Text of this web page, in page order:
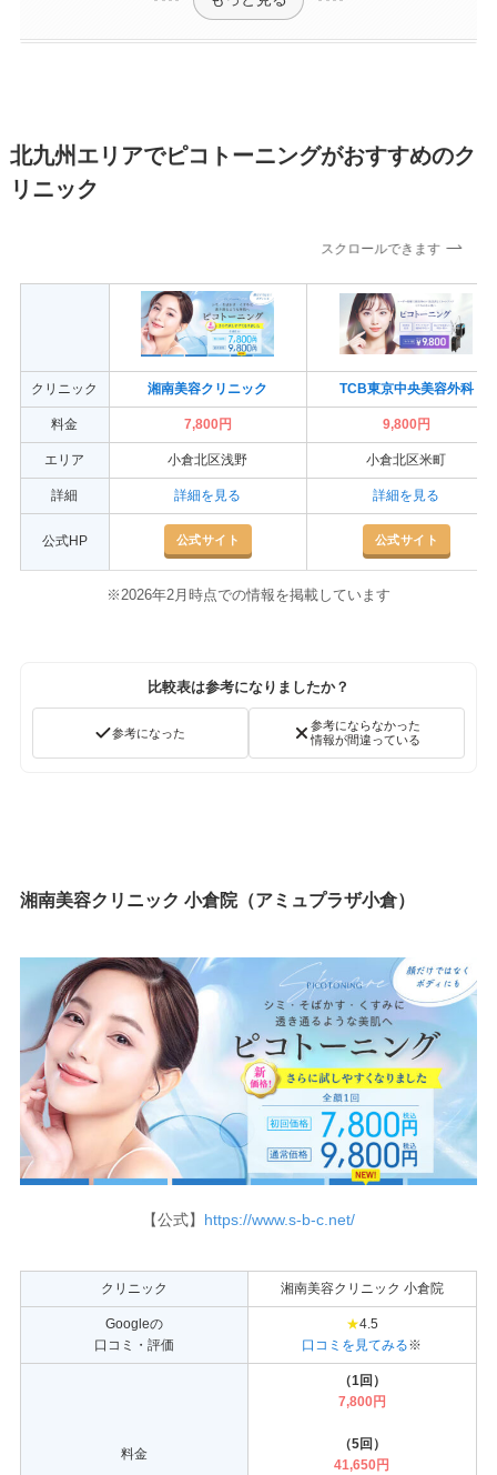
北九州エリアでピコトーニングがおすすめのク
リニック
スクロールできます
クリニック 湘南美容クリニック TCB東京中央美容外科
料金 7,800円 9,800円
エリア 小倉北区浅野 小倉北区米町
詳細 詳細を見る 詳細を見る
公式HP 公式サイト 公式サイト
※2026年2月時点での情報を掲載しています
比較表は参考になりましたか？
参考になった
参考にならなかった
情報が間違っている
湘南美容クリニック 小倉院（アミュプラザ小倉）
【公式】 https://www.s-b-c.net/
クリニック 湘南美容クリニック 小倉院
Googleの
口コミ・評価
★4.5
口コミを見てみる※
料金
（1回）
7,800円
（5回）
41,650円